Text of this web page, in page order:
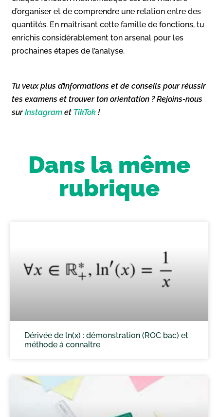
d’organiser et de comprendre une relation entre des
quantités. En maîtrisant cette famille de fonctions, tu
enrichis considérablement ton arsenal pour les
prochaines étapes de l’analyse.
Tu veux plus d’informations et de conseils pour réussir
tes examens et trouver ton orientation ? Rejoins-nous
surInstagram et TikTok !
Dans la même
rubrique
Dérivée de ln(x) : démonstration (ROC bac) et
méthode à connaître